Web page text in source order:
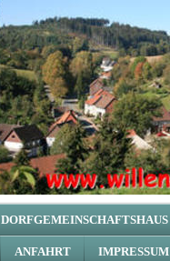
DORFGEMEINSCHAFTSHAUS
ANFAHRT IMPRESSUM